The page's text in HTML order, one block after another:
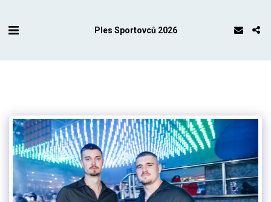
Ples Sportovců 2026